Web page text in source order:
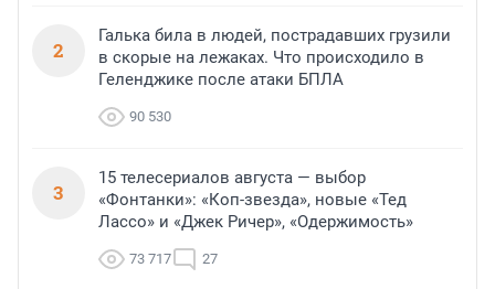
2
Галька била в людей, пострадавших грузили
в скорые на лежаках. Что происходило в
Геленджике после атаки БПЛА
90 530
3
15 телесериалов августа — выбор
«Фонтанки»: «Коп-звезда», новые «Тед
Лассо» и «Джек Ричер», «Одержимость»
73 717 27